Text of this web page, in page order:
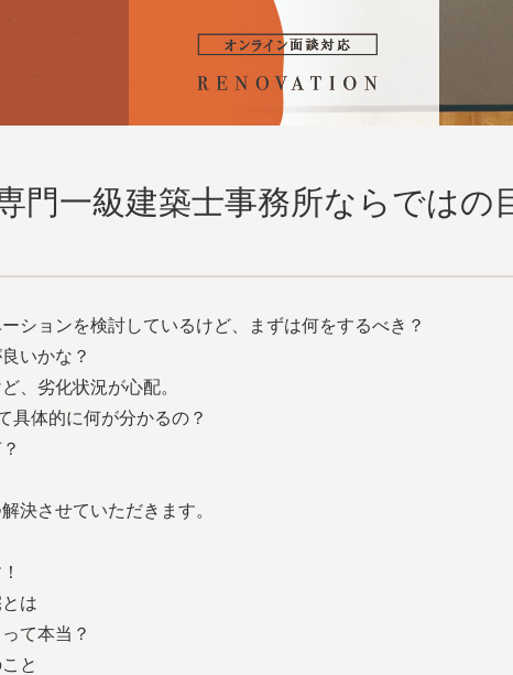
門一級建築士事務所ならではの
ションを検討しているけど、まずは何をするべき？
いかな？
、劣化状況が心配。
具体的に何が分かるの？
決させていただきます。
は
て本当？
と